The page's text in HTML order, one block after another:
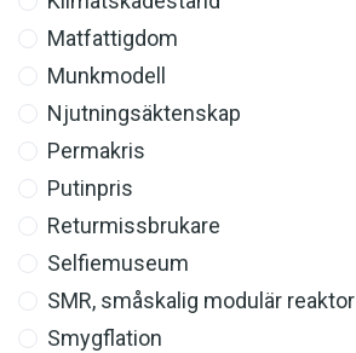
Matfattigdom
Munkmodell
Njutningsäktenskap
Permakris
Putinpris
Returmissbrukare
Selfiemuseum
SMR, småskalig modulär reaktor
Smygflation